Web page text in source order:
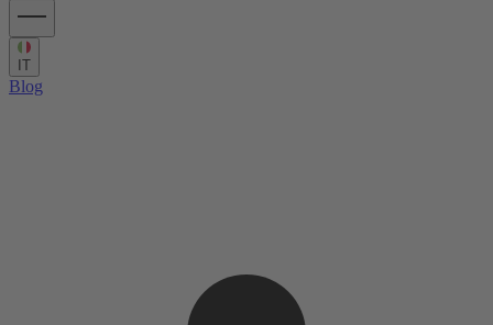
IT
Blog